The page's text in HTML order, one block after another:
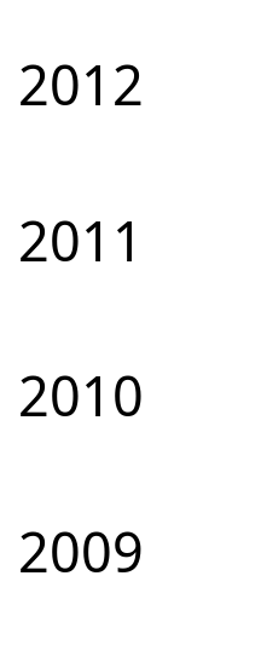
2012
2011
2010
2009